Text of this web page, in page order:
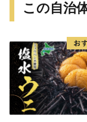
この自治